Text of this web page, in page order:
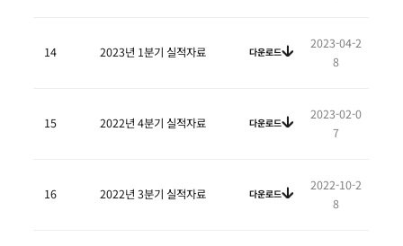
14 2023년 1분기 실적자료 다운로드
2023-04-2
8
15 2022년 4분기 실적자료 다운로드
2023-02-0
7
16 2022년 3분기 실적자료 다운로드
2022-10-2
8